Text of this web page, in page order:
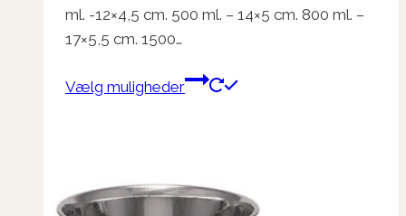
ml. -12×4,5 cm. 500 ml. – 14×5 cm. 800 ml. –
17×5,5 cm. 1500…
Vælg muligheder
Dette
Mulighederne